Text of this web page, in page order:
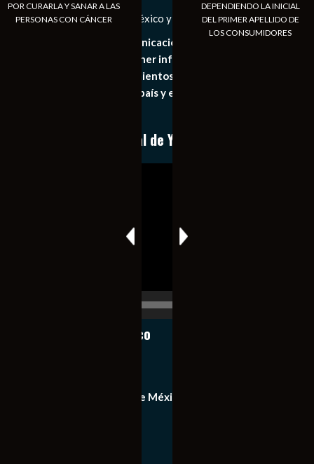
Las Noticias Diarias de México y el Mundo a Tu Alcance
Somos un medio de comunicación digital que tiene como
principal objetivo mantener informado al publico en
general de los acontecimientos mas recientes e
importantes de nuestro país y el mundo de forma eficaz,
Conoce nuestro canal de YouTube
Notiexpress de México
Equipo de Notiexpress de México
POR CURARLA Y SANAR A LAS
PERSONAS CON CÁNCER
DEPENDIENDO LA INICIAL
DEL PRIMER APELLIDO DE
LOS CONSUMIDORES